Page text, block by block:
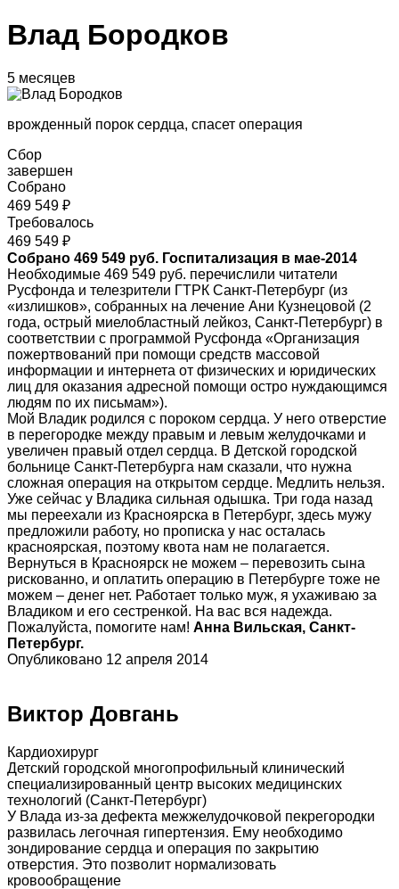
Влад Бородков
5 месяцев
врожденный порок сердца, спасет операция
Сбор
завершен
Собрано
469 549 ₽
Требовалось
469 549 ₽
Собрано 469 549 руб. Госпитализация в мае-2014
Необходимые 469 549 руб. перечислили читатели
Русфонда и телезрители ГТРК Санкт-Петербург (из
«излишков», собранных на лечение Ани Кузнецовой (2
года, острый миелобластный лейкоз, Санкт-Петербург) в
соответствии с программой Русфонда «Организация
пожертвований при помощи средств массовой
информации и интернета от физических и юридических
лиц для оказания адресной помощи остро нуждающимся
людям по их письмам»).
Мой Владик родился с пороком сердца. У него отверстие
в перегородке между правым и левым желудочками и
увеличен правый отдел сердца. В Детской городской
больнице Санкт-Петербурга нам сказали, что нужна
сложная операция на открытом сердце. Медлить нельзя.
Уже сейчас у Владика сильная одышка. Три года назад
мы переехали из Красноярска в Петербург, здесь мужу
предложили работу, но прописка у нас осталась
красноярская, поэтому квота нам не полагается.
Вернуться в Красноярск не можем – перевозить сына
рискованно, и оплатить операцию в Петербурге тоже не
можем – денег нет. Работает только муж, я ухаживаю за
Владиком и его сестренкой. На вас вся надежда.
Пожалуйста, помогите нам! Анна Вильская, Санкт-
Петербург.
Опубликовано 12 апреля 2014
Виктор Довгань
Кардиохирург
Детский городской многопрофильный клинический
специализированный центр высоких медицинских
технологий (Санкт-Петербург)
У Влада из-за дефекта межжелудочковой пекрегородки
развилась легочная гипертензия. Ему необходимо
зондирование сердца и операция по закрытию
отверстия. Это позволит нормализовать
кровообращение